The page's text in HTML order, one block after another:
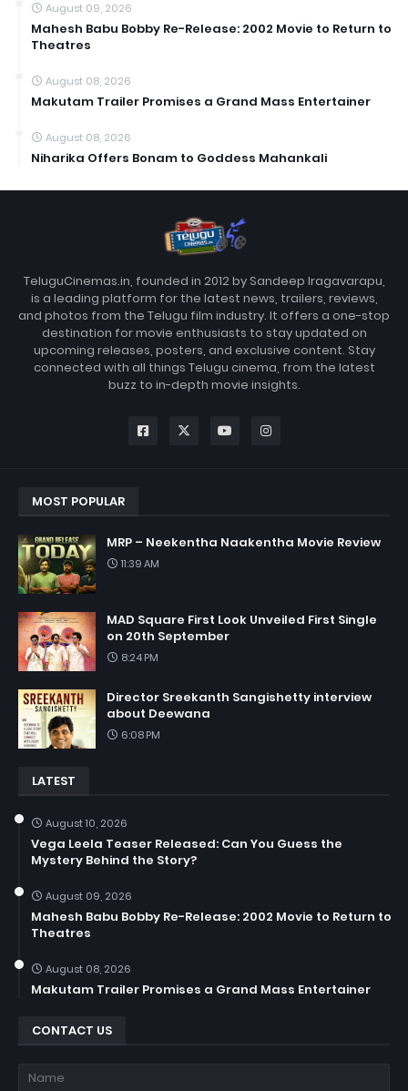
August 09, 2026
Mahesh Babu Bobby Re-Release: 2002 Movie to Return to
Theatres
August 08, 2026
Makutam Trailer Promises a Grand Mass Entertainer
August 08, 2026
Niharika Offers Bonam to Goddess Mahankali
TeluguCinemas.in, founded in 2012 by Sandeep Iragavarapu,
is a leading platform for the latest news, trailers, reviews,
and photos from the Telugu film industry. It offers a one-stop
destination for movie enthusiasts to stay updated on
upcoming releases, posters, and exclusive content. Stay
connected with all things Telugu cinema, from the latest
buzz to in-depth movie insights.
MOST POPULAR
MRP – Neekentha Naakentha Movie Review
11:39 AM
MAD Square First Look Unveiled First Single
on 20th September
8:24 PM
Director Sreekanth Sangishetty interview
about Deewana
6:08 PM
LATEST
August 10, 2026
Vega Leela Teaser Released: Can You Guess the
Mystery Behind the Story?
August 09, 2026
Mahesh Babu Bobby Re-Release: 2002 Movie to Return to
Theatres
August 08, 2026
Makutam Trailer Promises a Grand Mass Entertainer
CONTACT US